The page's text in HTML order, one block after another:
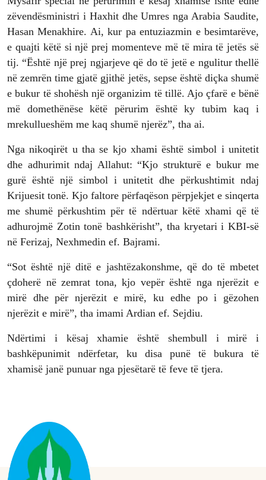
zëvendësministri i Haxhit dhe Umres nga Arabia Saudite,
Hasan Menakhire. Ai, kur pa entuziazmin e besimtarëve,
e quajti këtë si një prej momenteve më të mira të jetës së
tij. “Është një prej ngjarjeve që do të jetë e ngulitur thellë
në zemrën time gjatë gjithë jetës, sepse është diçka shumë
e bukur të shohësh një organizim të tillë. Ajo çfarë e bënë
më domethënëse këtë përurim është ky tubim kaq i
mrekullueshëm me kaq shumë njerëz”, tha ai.
Nga nikoqirët u tha se kjo xhami është simbol i unitetit
dhe adhurimit ndaj Allahut: “Kjo strukturë e bukur me
gurë është një simbol i unitetit dhe përkushtimit ndaj
Krijuesit tonë. Kjo faltore përfaqëson përpjekjet e sinqerta
me shumë përkushtim për të ndërtuar këtë xhami që të
adhurojmë Zotin tonë bashkërisht”, tha kryetari i KBI-së
në Ferizaj, Nexhmedin ef. Bajrami.
“Sot është një ditë e jashtëzakonshme, që do të mbetet
çdoherë në zemrat tona, kjo vepër është nga njerëzit e
mirë dhe për njerëzit e mirë, ku edhe po i gëzohen
njerëzit e mirë”, tha imami Ardian ef. Sejdiu.
Ndërtimi i kësaj xhamie është shembull i mirë i
bashkëpunimit ndërfetar, ku disa punë të bukura të
xhamisë janë punuar nga pjesëtarë të feve të tjera.